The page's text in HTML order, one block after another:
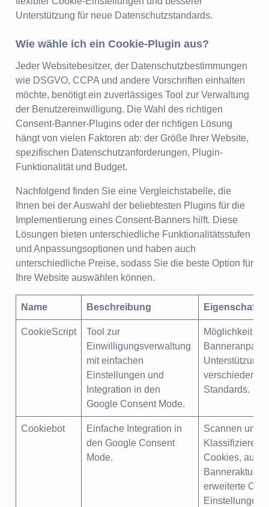
Unterstützung für neue Datenschutzstandards.
Wie wähle ich ein Cookie-Plugin aus?
Jeder Websitebesitzer, der Datenschutzbestimmungen
wie DSGVO, CCPA und andere Vorschriften einhalten
möchte, benötigt ein zuverlässiges Tool zur Verwaltung
der Benutzereinwilligung. Die Wahl des richtigen
Consent-Banner-Plugins oder der richtigen Lösung
hängt von vielen Faktoren ab: der Größe Ihrer Website,
spezifischen Datenschutzanforderungen, Plugin-
Funktionalität und Budget.
Nachfolgend finden Sie eine Vergleichstabelle, die
Ihnen bei der Auswahl der beliebtesten Plugins für die
Implementierung eines Consent-Banners hilft. Diese
Lösungen bieten unterschiedliche Funktionalitätsstufen
und Anpassungsoptionen und haben auch
unterschiedliche Preise, sodass Sie die beste Option für
Ihre Website auswählen können.
Name Beschreibung Eigenschaften
CookieScript
Tool zur
Einwilligungsverwaltung
mit einfachen
Einstellungen und
Integration in den
Google Consent Mode.
Möglichkeit der
Unterstützung
verschiedener
Standards.
Cookiebot
Einfache Integration in
den Google Consent
Mode.
Scannen und
Klassifizieren
Cookies,
erweiterte
Einstellungen.